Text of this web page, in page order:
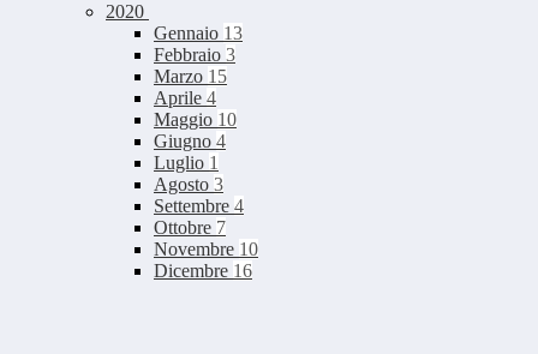
2020
Gennaio 13
Febbraio 3
Marzo 15
Aprile 4
Maggio 10
Giugno 4
Luglio 1
Agosto 3
Settembre 4
Ottobre 7
Novembre 10
Dicembre 16